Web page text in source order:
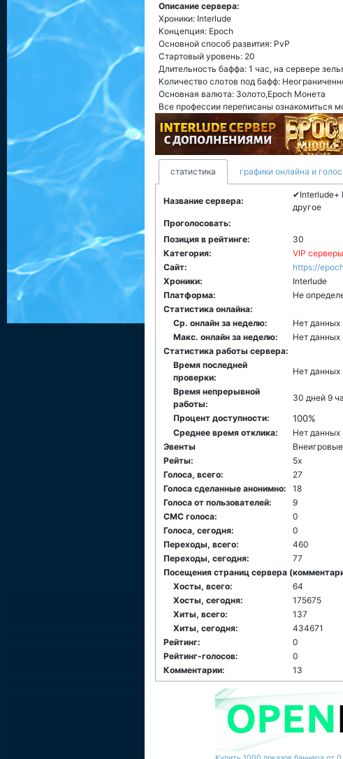
Описание сервера:
Хроники: Interlude
Концепция: Epoch
Основной способ развития: PvP
Стартовый уровень: 20
Длительность баффа: 1 час, на сервере
Количество слотов под бафф:
Основная валюта: Золото,Epoch Монета
Все профессии переписаны ознакомиться
статистика графики онлайна и
Название сервера:
✔Interlude+
другое
Проголосовать:
Позиция в рейтинге:
30
Категория:
VIP серверы
Сайт:
https://
Хроники:
Interlude
Платформа:
Не
Статистика онлайна:
Ср. онлайн за неделю:
Нет данных
Макс. онлайн за неделю:
Нет данных
Статистика работы сервера:
Время последней
проверки:
Нет данных
Время непрерывной
работы:
30 дней 9
Процент доступности:
100%
Среднее время отклика:
Нет данных
Эвенты
Внеигровые
Рейты:
5x
Голоса, всего:
27
Голоса сделанные анонимно:
18
Голоса от пользователей:
9
СМС голоса:
0
Голоса, сегодня:
0
Переходы, всего:
460
Переходы, сегодня:
77
Посещения страниц сервера
Хосты, всего:
64
Хосты, сегодня:
175675
Хиты, всего:
137
Хиты, сегодня:
434671
Рейтинг:
0
Рейтинг-голосов:
0
Комментарии:
13